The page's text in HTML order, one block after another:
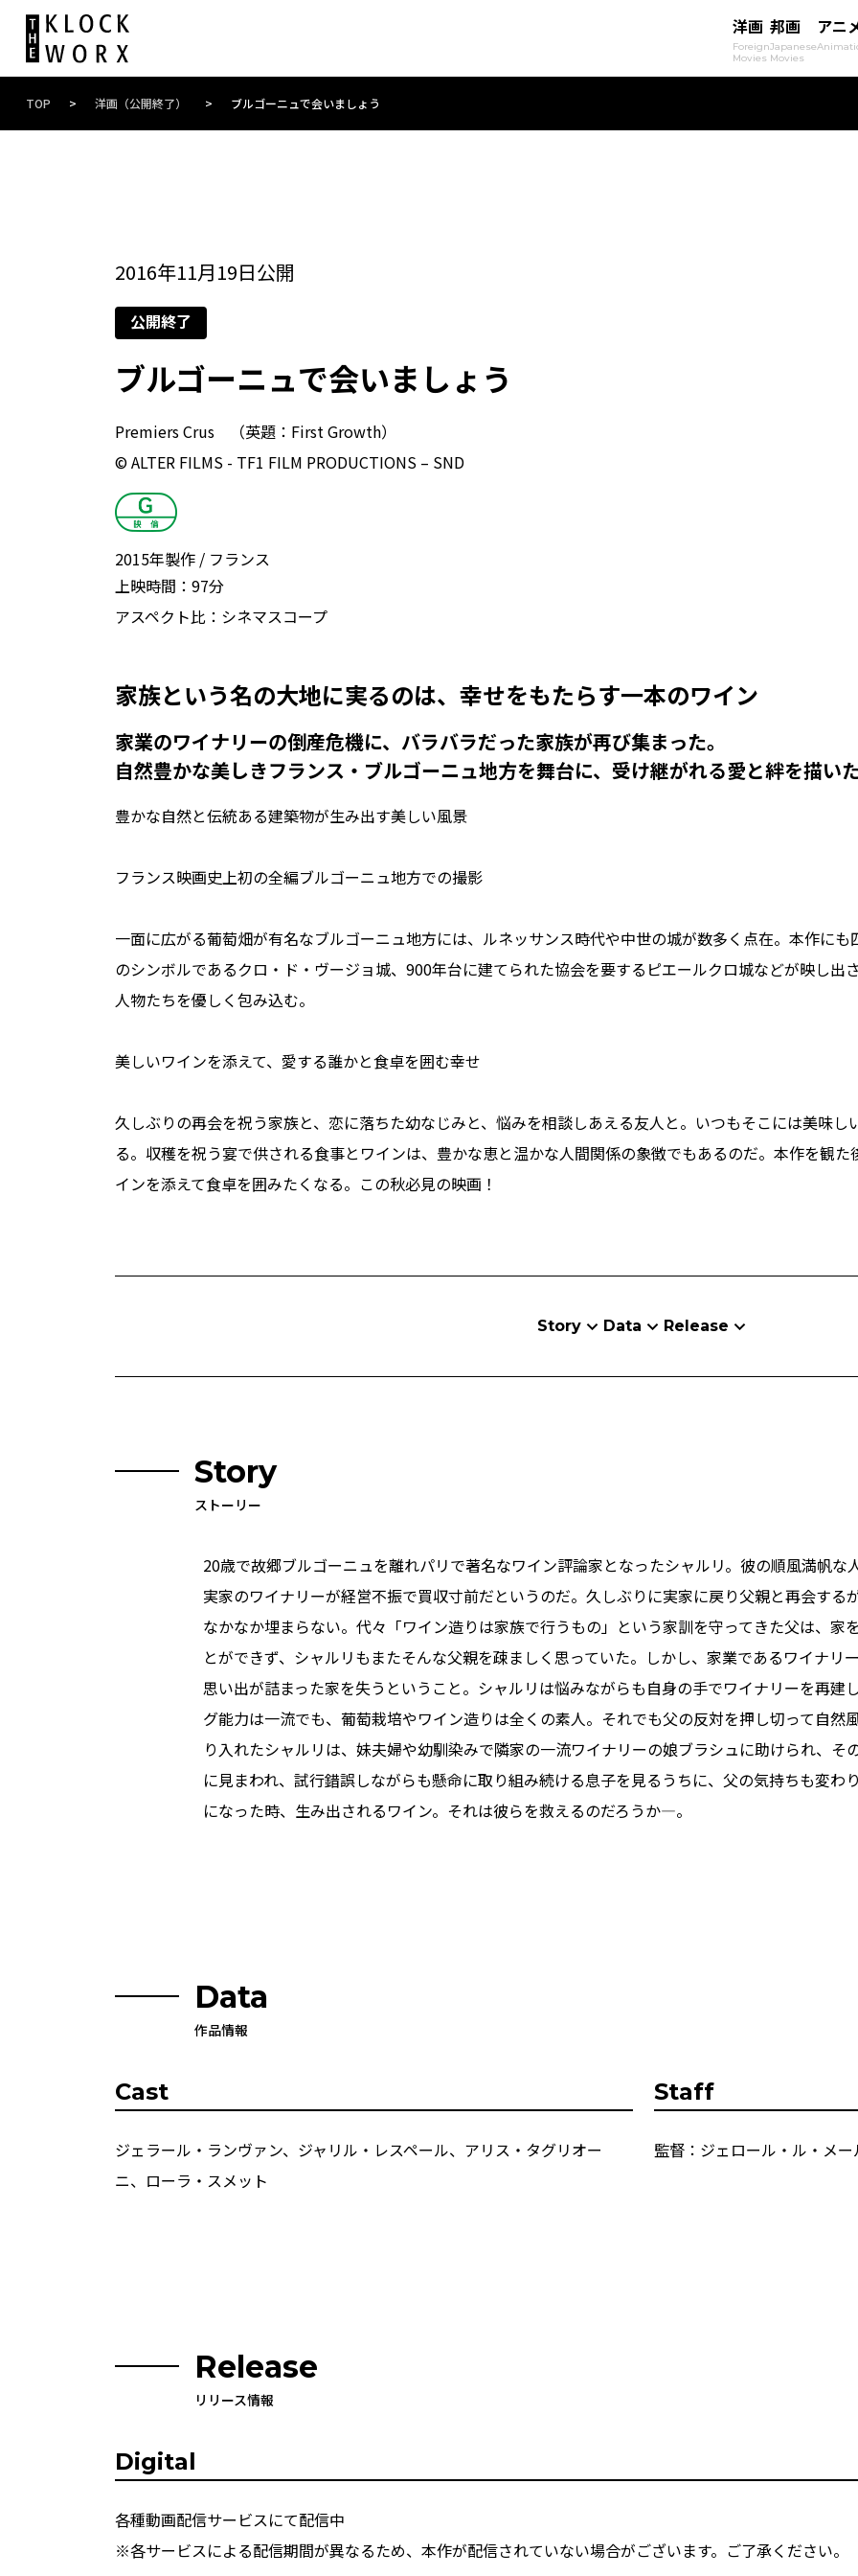
洋画
Foreign
Movies
邦画
Japanese
Movies
アニ
TOP > 洋画（公開終了） > ブルゴーニュで会いましょう
2016年11月19日公開
公開終了
ブルゴーニュで会いましょう
Premiers Crus （英題：First Growth）
© ALTER FILMS - TF1 FILM PRODUCTIONS – SND
2015年製作
フランス
上映時間： 97分
アスペクト比： シネマスコープ
家族という名の大地に実るのは、幸せをもたらす一本のワイン
家業のワイナリーの倒産危機に、バラバラだった家族が再び集まった――。
自然豊かな美しきフランス・ブルゴーニュ地方を舞台に、受け継がれる愛と絆を描い
豊かな自然と伝統ある建築物が生み出す美しい風景――
フランス映画史上初の全編ブルゴーニュ地方での撮影
一面に広がる葡萄畑が有名なブルゴーニュ地方には、ルネッサンス時代や中世の城が数多く点在。本作に
のシンボルであるクロ・ド・ヴージョ城、900年台に建てられた協会を要するピエールクロ城などが映し出
人物たちを優しく包み込む。
美しいワインを添えて、愛する誰かと食卓を囲む幸せ
久しぶりの再会を祝う家族と、恋に落ちた幼なじみと、悩みを相談しあえる友人と。いつもそこには美味
る。収穫を祝う宴で供される食事とワインは、豊かな恵と温かな人間関係の象徴でもあるのだ。本作を観
インを添えて食卓を囲みたくなる。この秋必見の映画！
Story Data Release
Story
ストーリー
20歳で故郷ブルゴーニュを離れパリで著名なワイン評論家となったシャルリ。彼の順風満帆な
実家のワイナリーが経営不振で買収寸前だというのだ。久しぶりに実家に戻り父親と再会する
なかなか埋まらない。代々「ワイン造りは家族で行うもの」という家訓を守ってきた父は、家
とができず、シャルリもまたそんな父親を疎ましく思っていた。しかし、家業であるワイナリ
思い出が詰まった家を失うということ。シャルリは悩みながらも自身の手でワイナリーを再建
グ能力は一流でも、葡萄栽培やワイン造りは全くの素人。それでも父の反対を押し切って自然
り入れたシャルリは、妹夫婦や幼馴染みで隣家の一流ワイナリーの娘ブラシュに助けられ、そ
に見まわれ、試行錯誤しながらも懸命に取り組み続ける息子を見るうちに、父の気持ちも変わ
になった時、生み出されるワイン。それは彼らを救えるのだろうか―。
Data
作品情報
Cast
ジェラール・ランヴァン、ジャリル・レスペール、アリス・タグリオー
ニ、ローラ・スメット
Staff
監督：ジェロール・ル・メー
Release
リリース情報
Digital
各種動画配信サービスにて配信中
※各サービスによる配信期間が異なるため、本作が配信されていない場合がございます。ご了承ください。